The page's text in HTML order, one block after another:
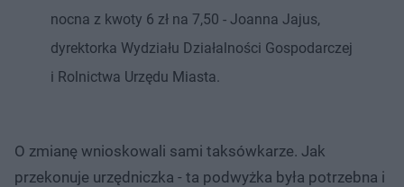
nocna z kwoty 6 zł na 7,50 - Joanna Jajus,
dyrektorka Wydziału Działalności Gospodarczej
i Rolnictwa Urzędu Miasta.
O zmianę wnioskowali sami taksówkarze. Jak
przekonuje urzędniczka - ta podwyżka była potrzebna i